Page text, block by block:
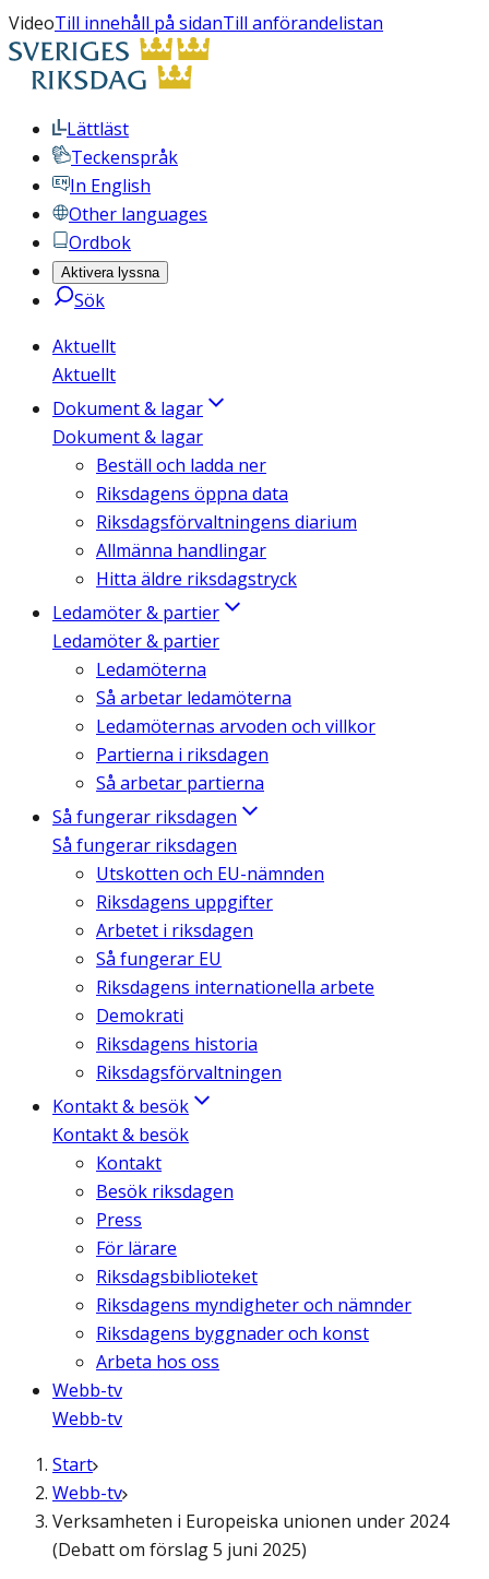
VideoTill innehåll på sidanTill anförandelistan
Lättläst
Teckenspråk
In English
Other languages
Ordbok
Aktivera lyssna
Sök
Aktuellt
Aktuellt
Dokument & lagar
Dokument & lagar
Beställ och ladda ner
Riksdagens öppna data
Riksdagsförvaltningens diarium
Allmänna handlingar
Hitta äldre riksdagstryck
Ledamöter & partier
Ledamöter & partier
Ledamöterna
Så arbetar ledamöterna
Ledamöternas arvoden och villkor
Partierna i riksdagen
Så arbetar partierna
Så fungerar riksdagen
Så fungerar riksdagen
Utskotten och EU-nämnden
Riksdagens uppgifter
Arbetet i riksdagen
Så fungerar EU
Riksdagens internationella arbete
Demokrati
Riksdagens historia
Riksdagsförvaltningen
Kontakt & besök
Kontakt & besök
Kontakt
Besök riksdagen
Press
För lärare
Riksdagsbiblioteket
Riksdagens myndigheter och nämnder
Riksdagens byggnader och konst
Arbeta hos oss
Webb-tv
Webb-tv
Start
Webb-tv
Verksamheten i Europeiska unionen under 2024
(Debatt om förslag 5 juni 2025)